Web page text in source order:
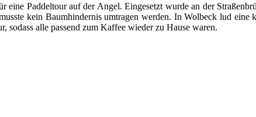
Paddeltour auf der Angel. Eingesetzt wurde an der
kein Baumhindernis umtragen werden. In Wolbeck lud
sodass alle passend zum Kaffee wieder zu Hause waren.